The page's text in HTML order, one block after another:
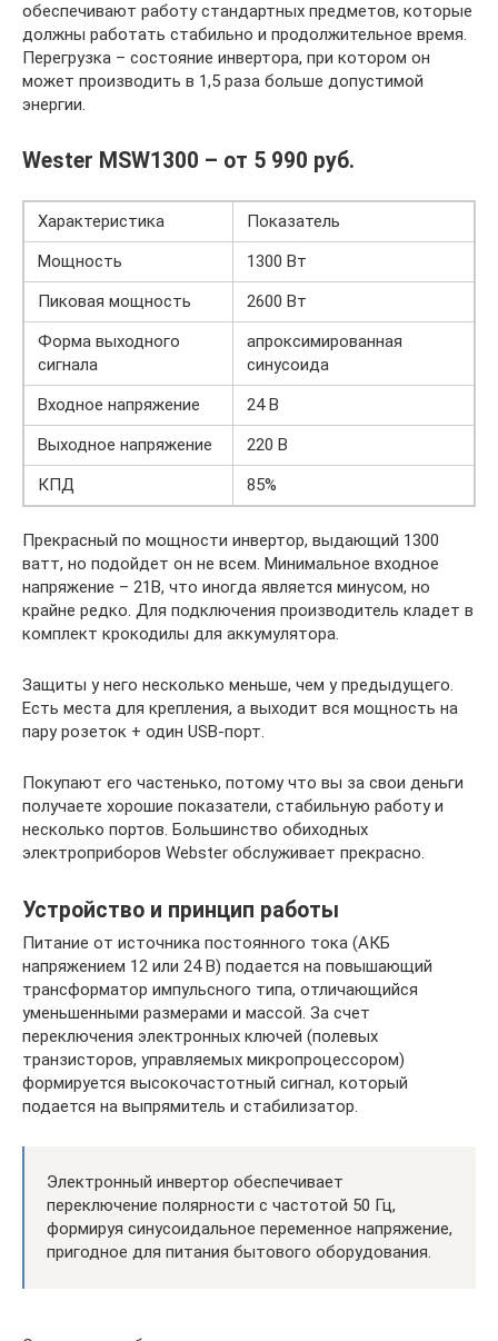
обеспечивают работу стандартных предметов, которые
должны работать стабильно и продолжительное время.
Перегрузка – состояние инвертора, при котором он
может производить в 1,5 раза больше допустимой
энергии.
Wester MSW1300 – от 5 990 руб.
Характеристика
Показатель
Мощность
1300 Вт
Пиковая мощность
2600 Вт
Форма выходного
сигнала
апроксимированная
синусоида
Входное напряжение
24 В
Выходное напряжение
220 В
КПД
85%
Прекрасный по мощности инвертор, выдающий 1300
ватт, но подойдет он не всем. Минимальное входное
напряжение – 21В, что иногда является минусом, но
крайне редко. Для подключения производитель кладет в
комплект крокодилы для аккумулятора.
Защиты у него несколько меньше, чем у предыдущего.
Есть места для крепления, а выходит вся мощность на
пару розеток + один USB-порт.
Покупают его частенько, потому что вы за свои деньги
получаете хорошие показатели, стабильную работу и
несколько портов. Большинство обиходных
электроприборов Webster обслуживает прекрасно.
Устройство и принцип работы
Питание от источника постоянного тока (АКБ
напряжением 12 или 24 В) подается на повышающий
трансформатор импульсного типа, отличающийся
уменьшенными размерами и массой. За счет
переключения электронных ключей (полевых
транзисторов, управляемых микропроцессором)
формируется высокочастотный сигнал, который
подается на выпрямитель и стабилизатор.
Электронный инвертор обеспечивает
переключение полярности с частотой 50 Гц,
формируя синусоидальное переменное напряжение,
пригодное для питания бытового оборудования.